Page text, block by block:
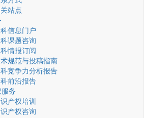
站点
信息门户
课题咨询
情报订阅
规范与投稿指南
竞争力分析报告
前沿报告
务
产权培训
产权咨询